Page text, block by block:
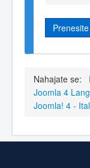
Nahajate se:
Joomla 4
Joomla! 4 -